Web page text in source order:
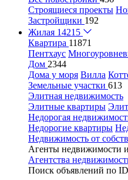
Строящиеся проекты
Застройщики 192
Жилая 14215
Квартира 11871
Пентхаус
Дом 2344
Дома у моря Вилла
Земельные участки 613
Элитная недвижимость
Элитные квартиры
Недорогая
Недорогие квартиры
Недвижимость от
Агенты недвижимости
Агентства
Поиск объявлений по ID